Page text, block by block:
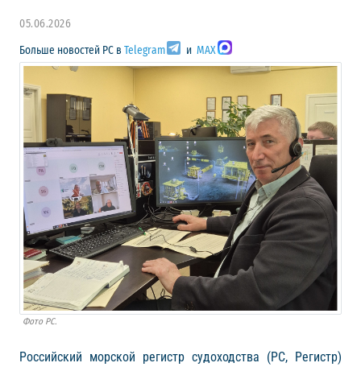
05.06.2026
Больше новостей РС в Telegram и MAX
Фото РС.
Российский морской регистр судоходства (РС, Регистр)